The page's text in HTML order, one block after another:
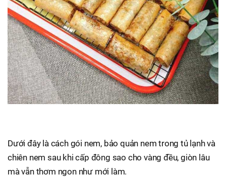
Dưới đây là cách gói nem, bảo quản nem trong tủ lạnh và
chiên nem sau khi cấp đông sao cho vàng đều, giòn lâu
mà vẫn thơm ngon như mới làm.